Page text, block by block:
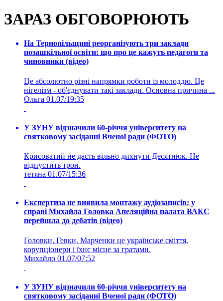
ЗАРАЗ ОБГОВОРЮЮТЬ
На Тернопільщині реорганізують три заклади
позашкільної освіти: що про це кажуть педагоги та
чиновники (відео)
Це абсолютно різні напрямки роботи із молоддю. Це
нігелізм - об'єднувати такі заклади. Основна причина ...
Ольга 01.07/19:35
У ЗУНУ відзначили 60-річчя університету на
святковому засіданні Вченої ради (ФОТО)
Крисоватий не дасть вільно дихнути Десятнюк. Не
відпустить трон.
тетяна 01.07/15:36
Експертиза не виявила монтажу аудіозаписів: у
справі Михайла Головка Апеляційна палата ВАКС
перейшла до дебатів (відео)
Головки, Гевки, Марченки це українське сміття,
корупціонери і їхнє місце за гратами.
Михайло 01.07/07:52
У ЗУНУ відзначили 60-річчя університету на
святковому засіданні Вченої ради (ФОТО)